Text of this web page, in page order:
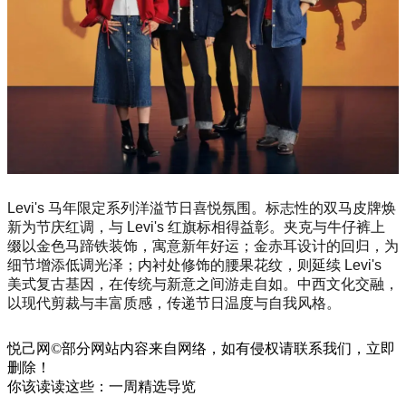
Levi's 马年限定系列洋溢节日喜悦氛围。标志性的双马皮牌焕
新为节庆红调，与 Levi's 红旗标相得益彰。夹克与牛仔裤上
缀以金色马蹄铁装饰，寓意新年好运；金赤耳设计的回归，为
细节增添低调光泽；内衬处修饰的腰果花纹，则延续 Levi's
美式复古基因，在传统与新意之间游走自如。中西文化交融，
以现代剪裁与丰富质感，传递节日温度与自我风格。
悦己网©部分网站内容来自网络，如有侵权请联系我们，立即
删除！
你该读读这些：一周精选导览